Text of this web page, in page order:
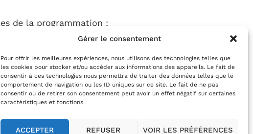
Gérer le consentement
Pour offrir les meilleures expériences, nous utilisons des technologies telles que
les cookies pour stocker et/ou accéder aux informations des appareils. Le fait de
consentir à ces technologies nous permettra de traiter des données telles que le
comportement de navigation ou les ID uniques sur ce site. Le fait de ne pas
consentir ou de retirer son consentement peut avoir un effet négatif sur certaines
caractéristiques et fonctions.
ACCEPTER REFUSER VOIR LES PRÉFÉRENCES
de la programmation :